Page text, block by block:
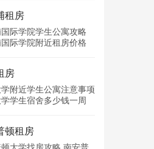
租房
际学院学生公寓攻略
际学院附近租房价格
房
附近学生公寓注意事项
学生宿舍多少钱一周
顿租房